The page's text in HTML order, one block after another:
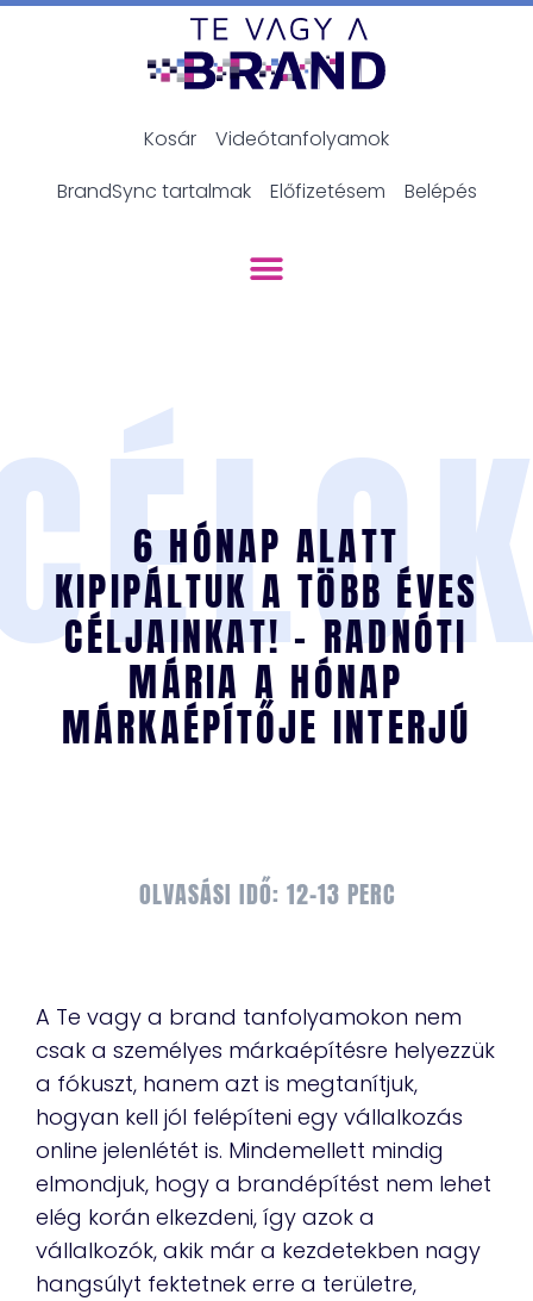
Kosár
Videótanfolyamok
BrandSync tartalmak
Előfizetésem Belépés
6 HÓNAP ALATT
KIPIPÁLTUK A TÖBB ÉVES
CÉLJAINKAT! – RADNÓTI
MÁRIA A HÓNAP
MÁRKAÉPÍTŐJE INTERJÚ
OLVASÁSI IDŐ: 12-13 PERC
A Te vagy a brand tanfolyamokon nem
csak a személyes márkaépítésre helyezzük
a fókuszt, hanem azt is megtanítjuk,
hogyan kell jól felépíteni egy vállalkozás
online jelenlétét is. Mindemellett mindig
elmondjuk, hogy a brandépítést nem lehet
elég korán elkezdeni, így azok a
vállalkozók, akik már a kezdetekben nagy
hangsúlyt fektetnek erre a területre,